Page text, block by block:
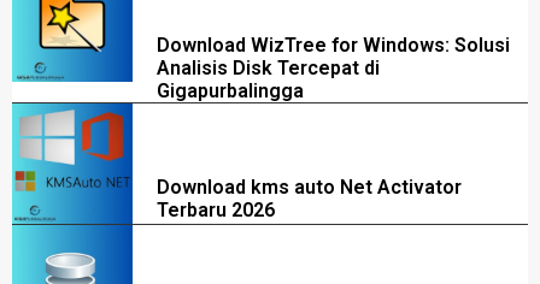
Download WizTree for Windows: Solusi
Analisis Disk Tercepat di
Gigapurbalingga
Download kms auto Net Activator
Terbaru 2026